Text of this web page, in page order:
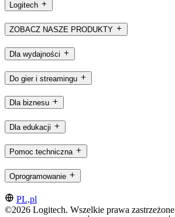
Logitech
ZOBACZ NASZE PRODUKTY
Dla wydajności
Do gier i streamingu
Dla biznesu
Dla edukacji
Pomoc techniczna
Oprogramowanie
PL,pl
©2026 Logitech. Wszelkie prawa zastrzeżone